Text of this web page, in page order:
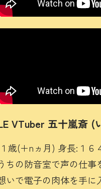
VTuber 五十嵐斎 (
歳(＋nヵ月) 身長:１
ちの防音室で声の仕事
いで電子の肉体を手に